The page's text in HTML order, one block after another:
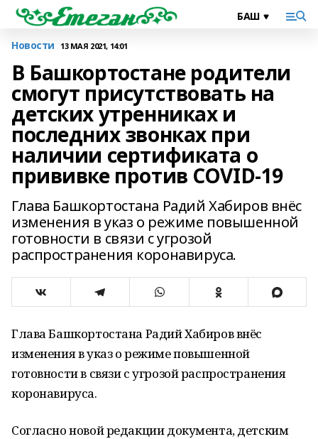
Новости 13 МАЯ 2021, 14:01
В Башкортостане родители
смогут присутствовать на
детских утренниках и
последних звонках при
наличии сертификата о
прививке против COVID-19
Глава Башкортостана Радий Хабиров внёс
изменения в указ о режиме повышенной
готовности в связи с угрозой
распространения коронавируса.
Глава Башкортостана Радий Хабиров внёс
изменения в указ о режиме повышенной
готовности в связи с угрозой распространения
коронавируса.
Согласно новой редакции документа, детским